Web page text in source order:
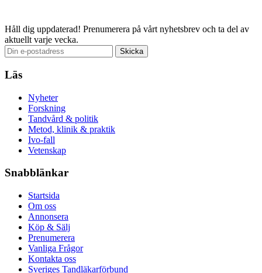
Håll dig uppdaterad! Prenumerera på vårt nyhetsbrev och ta del av
aktuellt varje vecka.
Läs
Nyheter
Forskning
Tandvård & politik
Metod, klinik & praktik
Ivo-fall
Vetenskap
Snabblänkar
Startsida
Om oss
Annonsera
Köp & Sälj
Prenumerera
Vanliga Frågor
Kontakta oss
Sveriges Tandläkarförbund